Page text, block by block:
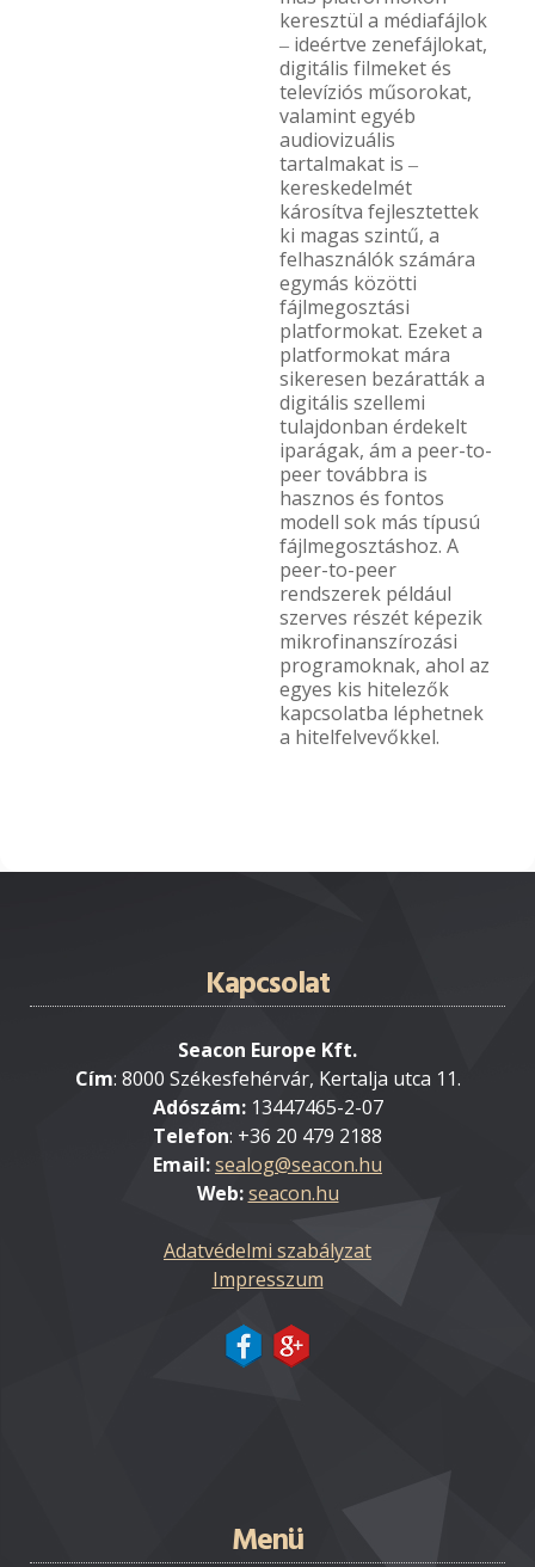
keresztül a médiafájlok
‒ ideértve zenefájlokat,
digitális filmeket és
televíziós műsorokat,
valamint egyéb
audiovizuális
tartalmakat is ‒
kereskedelmét
károsítva fejlesztettek
ki magas szintű, a
felhasználók számára
egymás közötti
fájlmegosztási
platformokat. Ezeket a
platformokat mára
sikeresen bezáratták a
digitális szellemi
tulajdonban érdekelt
iparágak, ám a peer-to-
peer továbbra is
hasznos és fontos
modell sok más típusú
fájlmegosztáshoz. A
peer-to-peer
rendszerek például
szerves részét képezik
mikrofinanszírozási
programoknak, ahol az
egyes kis hitelezők
kapcsolatba léphetnek
a hitelfelvevőkkel.
Kapcsolat
Seacon Europe Kft.
Cím: 8000 Székesfehérvár, Kertalja utca 11.
Adószám: 13447465-2-07
Telefon: +36 20 479 2188
Email:
Web:seacon.hu
Adatvédelmi szabályzat
Impresszum
Menü